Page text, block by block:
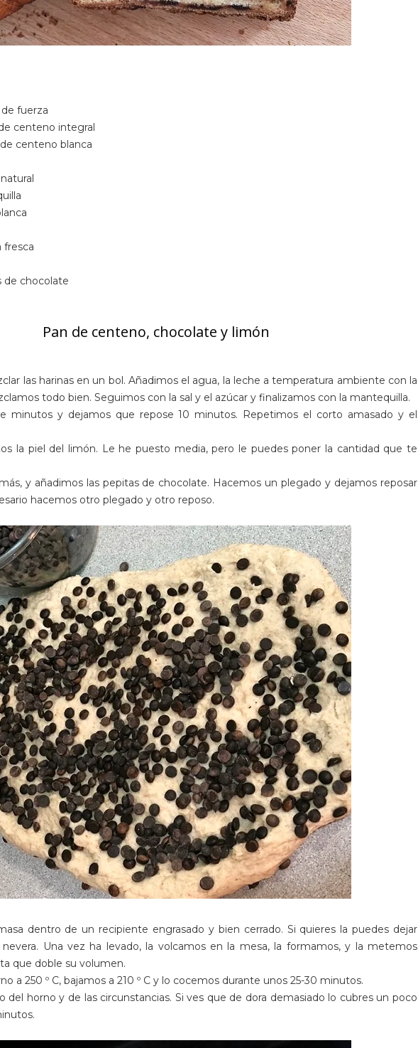
fuerza
centeno integral
centeno blanca
chocolate
Pan de centeno, chocolate y limón
las harinas en un bol. Añadimos el agua, la leche a temperatura ambiente con la
todo bien. Seguimos con la sal y el azúcar y finalizamos con la mantequilla.
minutos y dejamos que repose 10 minutos. Repetimos el corto amasado y el
la piel del limón. Le he puesto media, pero le puedes poner la cantidad que te
y añadimos las pepitas de chocolate. Hacemos un plegado y dejamos reposar
hacemos otro plegado y otro reposo.
dentro de un recipiente engrasado y bien cerrado. Si quieres la puedes dejar
Una vez ha levado, la volcamos en la mesa, la formamos, y la metemos
que doble su volumen.
a 250 º C, bajamos a 210 º C y lo cocemos durante unos 25-30 minutos.
del horno y de las circunstancias. Si ves que de dora demasiado lo cubres un poco